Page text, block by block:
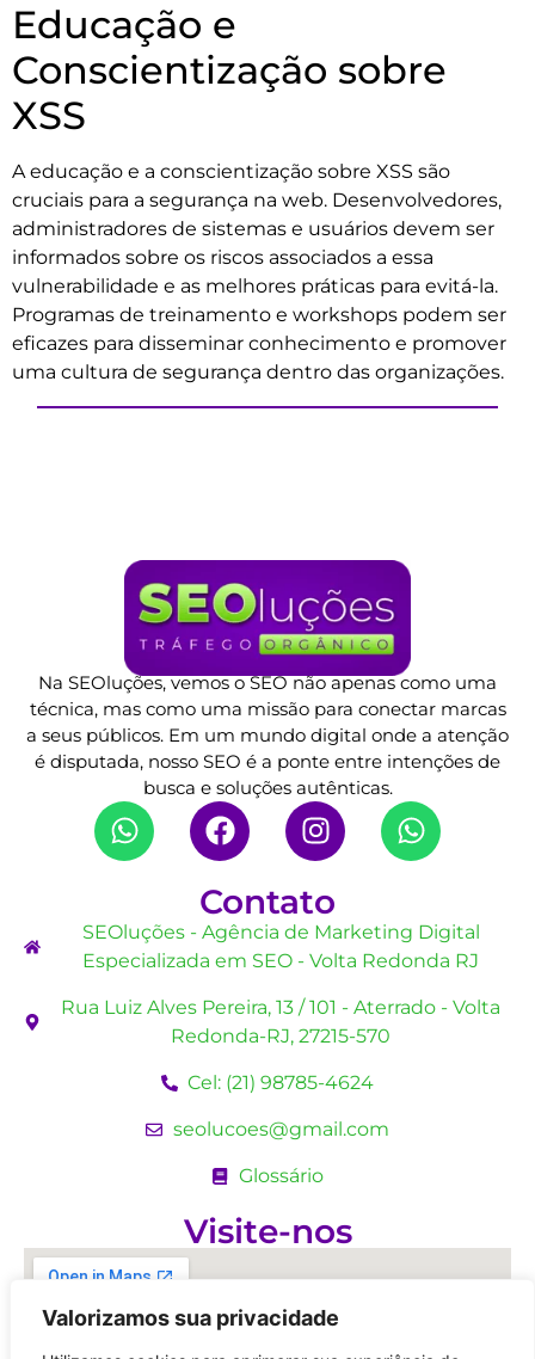
Valorizamos sua privacidade
Educação e
Conscientização sobre
XSS
A educação e a conscientização sobre XSS são
cruciais para a segurança na web. Desenvolvedores,
administradores de sistemas e usuários devem ser
informados sobre os riscos associados a essa
vulnerabilidade e as melhores práticas para evitá-la.
Programas de treinamento e workshops podem ser
eficazes para disseminar conhecimento e promover
uma cultura de segurança dentro das organizações.
Na SEOluções, vemos o SEO não apenas como uma
técnica, mas como uma missão para conectar marcas
a seus públicos. Em um mundo digital onde a atenção
é disputada, nosso SEO é a ponte entre intenções de
busca e soluções autênticas.
Contato
SEOluções - Agência de Marketing Digital
Especializada em SEO - Volta Redonda RJ
Rua Luiz Alves Pereira, 13 / 101 - Aterrado - Volta
Redonda-RJ, 27215-570
Cel: (21) 98785-4624
seolucoes@gmail.com
Glossário
Visite-nos